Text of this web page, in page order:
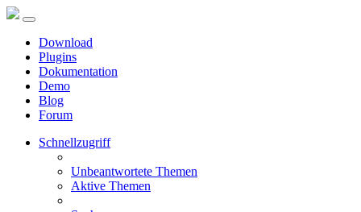
Download
Plugins
Dokumentation
Demo
Blog
Forum
Schnellzugriff
Unbeantwortete Themen
Aktive Themen